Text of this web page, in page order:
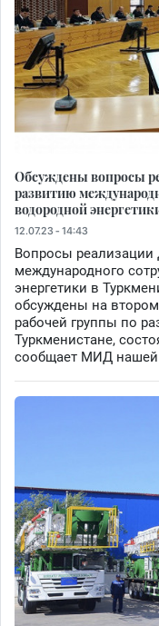
Обсуждены вопросы
развитию
водородной
12.07.23 - 14:43
Вопросы
международного
энергетики в
обсуждены на
рабочей группы по
Туркменистане,
сообщает МИД нашей